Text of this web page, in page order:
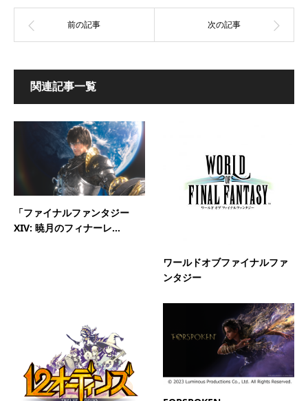
関連記事一覧
「ファイナルファンタジー
XIV: 暁月のフィナーレ...
ワールドオブファイナルファ
ンタジー